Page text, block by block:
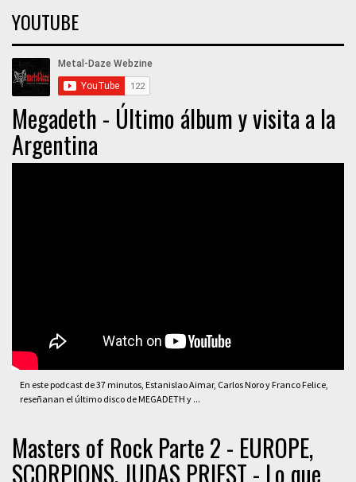
YOUTUBE
Megadeth - Último álbum y visita a la
Argentina
En este podcast de 37 minutos, Estanislao Aimar, Carlos Noro y Franco Felice,
reseñanan el último disco de MEGADETH y ...
Masters of Rock Parte 2 - EUROPE,
SCORPIONS, JUDAS PRIEST - Lo que